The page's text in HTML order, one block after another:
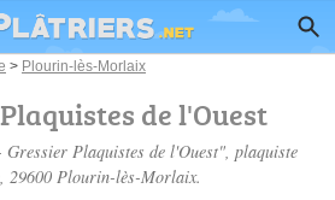
> Plourin-lès-Morlaix
de l'Ouest
Gressier Plaquistes de l'Ouest", plaquiste
, 29600 Plourin-lès-Morlaix.